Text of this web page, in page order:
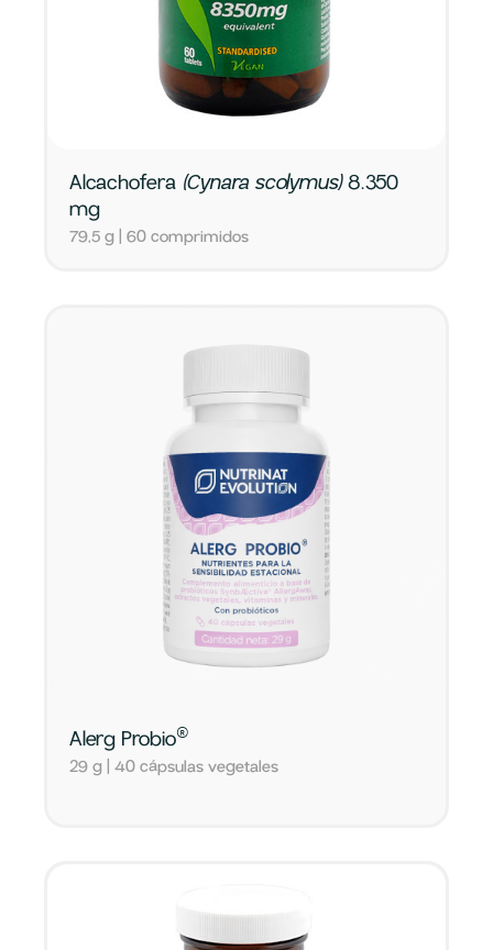
Alcachofera (Cynara scolymus)8.350
mg
79,5 g | 60 comprimidos
Alerg Probio®
29 g | 40 cápsulas vegetales